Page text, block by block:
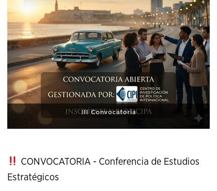
XI Conference on Strategic Studies
CONVOCATORIA - Conferencia de Estudios
Estratégicos